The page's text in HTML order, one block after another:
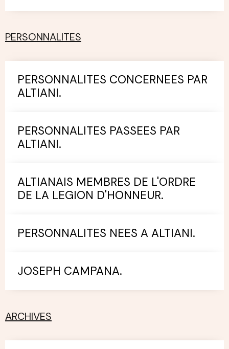
PERSONNALITES
PERSONNALITES CONCERNEES PAR
ALTIANI.
PERSONNALITES PASSEES PAR
ALTIANI.
ALTIANAIS MEMBRES DE L'ORDRE
DE LA LEGION D'HONNEUR.
PERSONNALITES NEES A ALTIANI.
JOSEPH CAMPANA.
ARCHIVES